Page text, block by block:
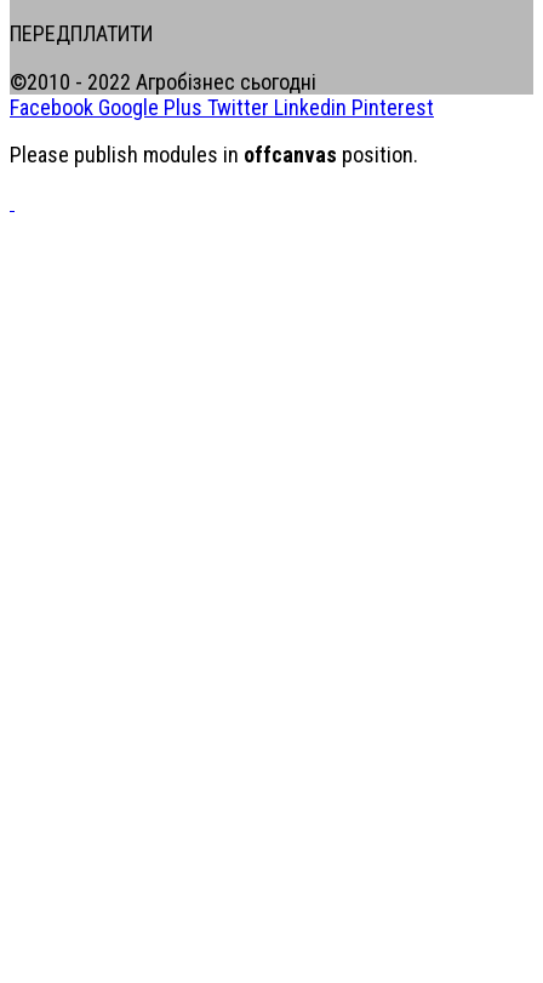
ПЕРЕДПЛАТИТИ
©2010 - 2022 Агробізнес сьогодні
Facebook Google Plus Twitter Linkedin Pinterest
Please publish modules in offcanvas position.